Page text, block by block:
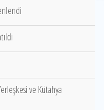
ve Kütahya